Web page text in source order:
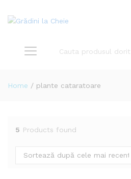
Home / plante cataratoare
5 Products found
Sortează după cele mai recente